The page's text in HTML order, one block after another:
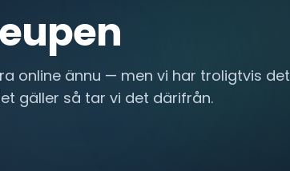
Truckar
online ännu — men vi har troligtvis det
gäller så tar vi det därifrån.